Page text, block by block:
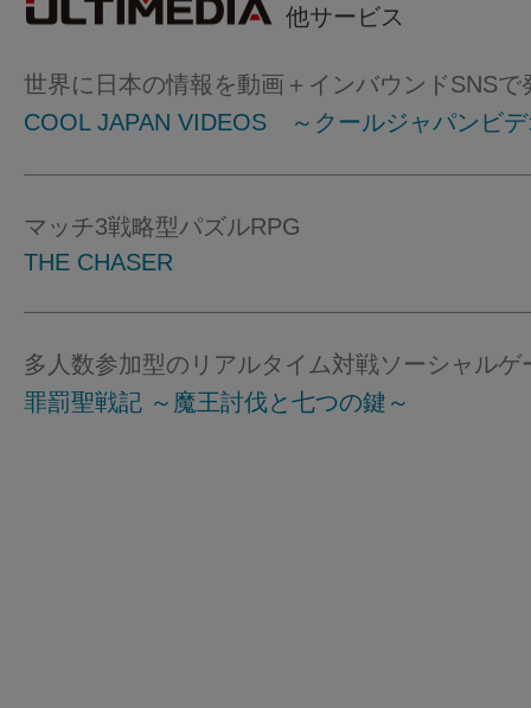
他サービス
世界に日本の情報を動画＋インバウンドSNSで
COOL JAPAN VIDEOS ～クールジャパンビ
マッチ3戦略型パズルRPG
THE CHASER
多人数参加型のリアルタイム対戦ソーシャルゲ
罪罰聖戦記 ～魔王討伐と七つの鍵～